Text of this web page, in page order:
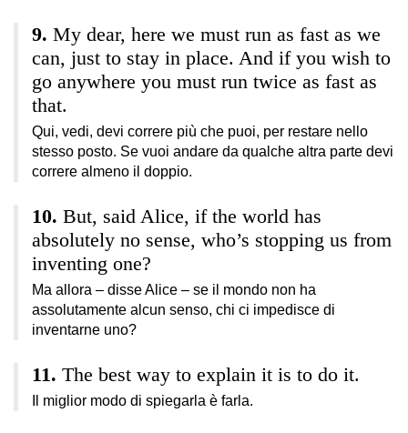
My dear, here we must run as fast as we
can, just to stay in place. And if you wish to
go anywhere you must run twice as fast as
that.
Qui, vedi, devi correre più che puoi, per restare nello
stesso posto. Se vuoi andare da qualche altra parte devi
correre almeno il doppio.
But, said Alice, if the world has
absolutely no sense, who’s stopping us from
inventing one?
Ma allora – disse Alice – se il mondo non ha
assolutamente alcun senso, chi ci impedisce di
inventarne uno?
The best way to explain it is to do it.
Il miglior modo di spiegarla è farla.